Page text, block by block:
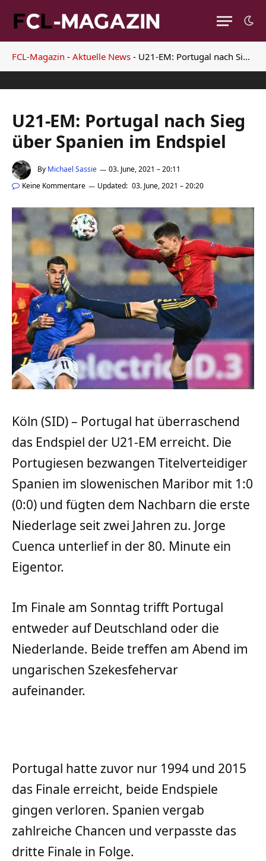
FCL-Magazin - Aktuelle News - U21-EM: Portugal nach Sieg über Spanien im Endspiel
U21-EM: Portugal nach Sieg
über Spanien im Endspiel
By Michael Sassie
03. June, 2021 – 20:11
Keine Kommentare
Updated: 03. June, 2021 – 20:20
Köln (SID) – Portugal hat überraschend
das Endspiel der U21-EM erreicht. Die
Portugiesen bezwangen Titelverteidiger
Spanien im slowenischen Maribor mit 1:0
(0:0) und fügten dem Nachbarn die erste
Niederlage seit zwei Jahren zu. Jorge
Cuenca unterlief in der 80. Minute ein
Eigentor.
Im Finale am Sonntag trifft Portugal
entweder auf Deutschland oder die
Niederlande. Beide treffen am Abend im
ungarischen Szekesfehervar
aufeinander.
Portugal hatte zuvor nur 1994 und 2015
das Finale erreicht, beide Endspiele
gingen verloren. Spanien vergab
zahlreiche Chancen und verpasste das
dritte Finale in Folge.